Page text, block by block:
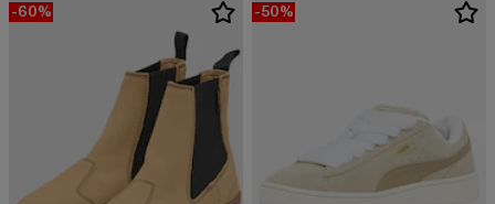
-60% -50%